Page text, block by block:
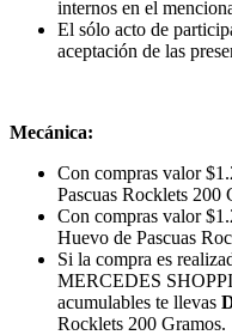
internos en el
El sólo acto de
aceptación de las
Mecánica:
Con compras valor
Pascuas Rocklets 200
Con compras valor
Huevo de Pascuas
Si la compra es
MERCEDES
acumulables te llevas
Rocklets 200 Gramos.